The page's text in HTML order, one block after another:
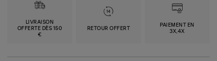
LIVRAISON
OFFERTE DÈS 150
€
RETOUR OFFERT
PAIEMENT EN
3X,4X